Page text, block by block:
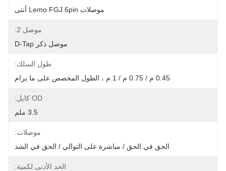
موصلات Lemo FGJ 6pin أنثى
موصل 2:
موصل ذكر D-Tap
طول السلك:
0.45 م / 0.75 م / 1 م ، الطول المخصص على ما يرام
OD كابل:
3.5 ملم
موصلات:
الحق في الحق / مباشرة على التوالي / الحق في الشد
الحد الأدنى لكمية: